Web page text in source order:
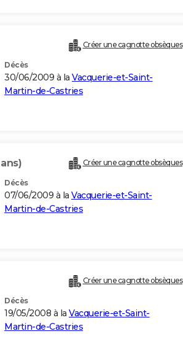
Créer une cagnotte obsèques
Décès
30/06/2009 à la Vacquerie-et-Saint-
Martin-de-Castries
Créer une cagnotte obsèques
Décès
07/06/2009 à la Vacquerie-et-Saint-
Martin-de-Castries
Créer une cagnotte obsèques
Décès
19/05/2008 à la Vacquerie-et-Saint-
Martin-de-Castries